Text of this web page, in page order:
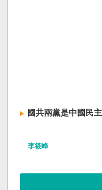
國共兩黨是中國民
李筱峰